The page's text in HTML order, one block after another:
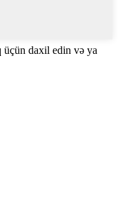
üçün daxil edin və ya